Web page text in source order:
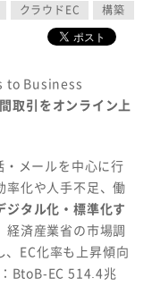
クラウドEC 構築
to Business
取引をオンライン上
メールを中心に行
率化や人手不足、働
ジタル化・標準化す
経済産業省の市場調
EC化率も上昇傾向
BtoB-EC 514.4兆